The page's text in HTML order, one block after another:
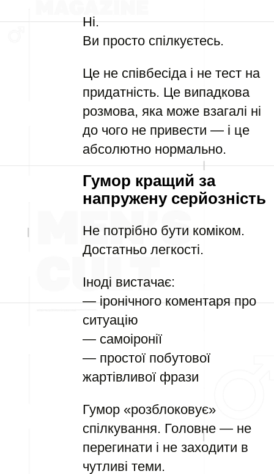
Ні.
Ви просто спілкуєтесь.
Це не співбесіда і не тест на
придатність. Це випадкова
розмова, яка може взагалі ні
до чого не привести — і це
абсолютно нормально.
Гумор кращий за
напружену серйозність
Не потрібно бути коміком.
Достатньо легкості.
Іноді вистачає:
— іронічного коментаря про
ситуацію
— самоіронії
— простої побутової
жартівливої фрази
Гумор «розблоковує»
спілкування. Головне — не
перегинати і не заходити в
чутливі теми.